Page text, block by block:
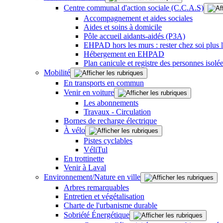
Centre communal d'action sociale (C.C.A.S)
Accompagnement et aides sociales
Aides et soins à domicile
Pôle accueil aidants-aidés (P3A)
EHPAD hors les murs : rester chez soi plus
Hébergement en EHPAD
Plan canicule et registre des personnes
Mobilité
En transports en commun
Venir en voiture
Les abonnements
Travaux - Circulation
Bornes de recharge électrique
À vélo
Pistes cyclables
VéliTul
En trottinette
Venir à Laval
Environnement/Nature en ville
Arbres remarquables
Entretien et végétalisation
Charte de l'urbanisme durable
Sobriété Énergétique